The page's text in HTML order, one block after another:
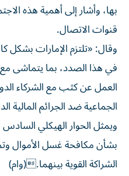
بها، وأشار إلى أهمية هذه
قنوات الاتصال.
وقال: «تلتزم الإمارات بشكل
في هذا الصدد، بما يتماشى مع
العمل عن كثب مع الشركاء
الجماعية ضد الجرائم المالية
ويمثل الحوار الهيكلي السادس
بشأن مكافحة غسل الأموال
الشراكة القوية بينهما.(وام)